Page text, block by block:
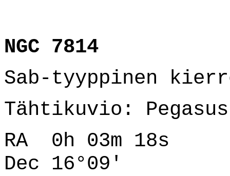
NGC 7814
Sab-tyyppinen
Tähtikuvio: Pegasus
RA 0h 03m 18s
Dec 16°09'